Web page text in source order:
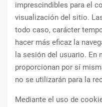
imprescindibles para el
visualización del sitio.
todo caso, carácter
hacer más eficaz la
la sesión del usuario. En
proporcionan por sí
no se utilizarán para la
Mediante el uso de